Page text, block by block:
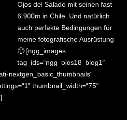
Ojos del Salado mit seinen fast
6.900m in Chile. Und natürlich
auch perfekte Bedingungen für
meine fotografische Ausrüstung
🙂 [ngg_images
tag_ids=“ngg_ojos18_blog1″
nextgen_basic_thumbnails“
thumbnail_width=“75″